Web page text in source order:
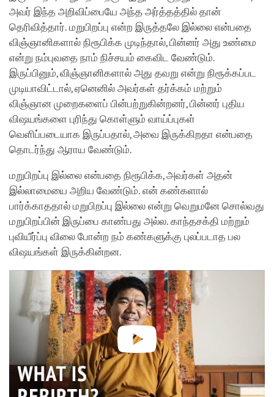
அவர் இந்த அறிவிப்பையே அந்த அர்த்தத்தில் தான்
தெரிவித்தார். மறுபிறப்பு என்ற இருத்தலே இல்லை என்பதை
விஞ்ஞானிகளால் நிரூபிக்க முடிந்தால், பின்னர் அது உண்மை
என்று நம்புவதை நாம் நிச்சயம் கைவிட வேண்டும்.
இருப்பினும், விஞ்ஞானிகளால் அது தவறு என்று நிரூக்கப்பட
முடியாவிட்டால், ஏனெனில் அவர்கள் தர்க்கம் மற்றும்
விஞ்ஞான முறைகளைப் பின்பற்றுகின்றனர், பின்னர் புதிய
விஷயங்களை புரிந்து கொள்ளும் வாய்ப்புகள்
வெளிப்படையாக இருப்பதால், அவை இருக்கிறதா என்பதை
தொடர்ந்து ஆராய வேண்டும்.
மறுபிறப்பு இல்லை என்பதை நிரூபிக்க, அவர்கள் அதன்
இல்லாமையை அறிய வேண்டும். என் கண்களால்
பார்க்காததால் மறுபிறப்பு இல்லை என்று வெறுமனே சொல்வது
மறுபிறப்பின் இருப்பை காண்பது அல்ல. காந்தசக்தி மற்றும்
புவியீர்ப்பு விலை போன்ற நம் கண்களுக்கு புலப்படாத பல
விஷயங்கள் இருக்கின்றன.